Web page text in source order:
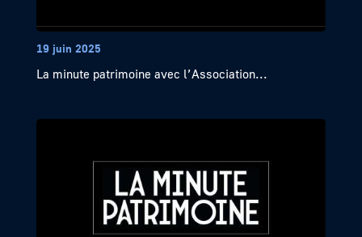
19 juin 2025
La minute patrimoine avec l’Association...